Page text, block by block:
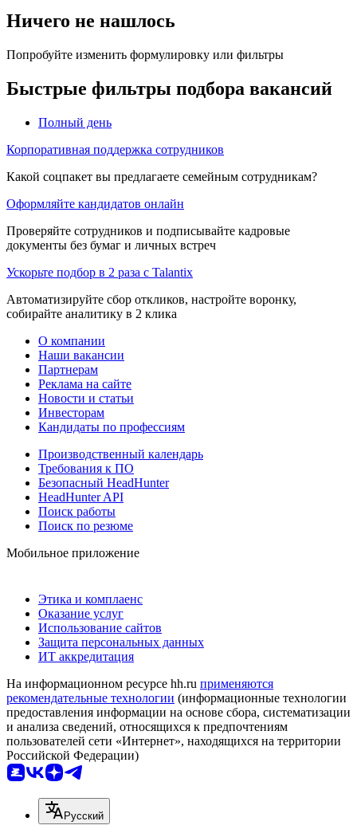
Ничего не нашлось
Попробуйте изменить формулировку или фильтры
Быстрые фильтры подбора вакансий
Полный день
Корпоративная поддержка сотрудников
Какой соцпакет вы предлагаете семейным сотрудникам?
Оформляйте кандидатов онлайн
Проверяйте сотрудников и подписывайте кадровые
документы без бумаг и личных встреч
Ускорьте подбор в 2 раза с Talantix
Автоматизируйте сбор откликов, настройте воронку,
собирайте аналитику в 2 клика
О компании
Наши вакансии
Партнерам
Реклама на сайте
Новости и статьи
Инвесторам
Кандидаты по профессиям
Производственный календарь
Требования к ПО
Безопасный HeadHunter
HeadHunter API
Поиск работы
Поиск по резюме
Мобильное приложение
Этика и комплаенс
Оказание услуг
Использование сайтов
Защита персональных данных
ИТ аккредитация
На информационном ресурсе hh.ru применяются
рекомендательные технологии (информационные технологии
предоставления информации на основе сбора, систематизации
и анализа сведений, относящихся к предпочтениям
пользователей сети «Интернет», находящихся на территории
Российской Федерации)
Русский